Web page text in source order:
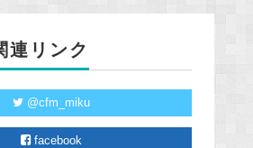
連リンク
@cfm_miku
facebook